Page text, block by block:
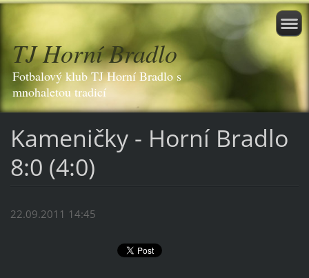
TJ Horní Bradlo
Fotbalový klub TJ Horní Bradlo s
mnohaletou tradicí
Kameničky - Horní Bradlo
8:0 (4:0)
22.09.2011 14:45